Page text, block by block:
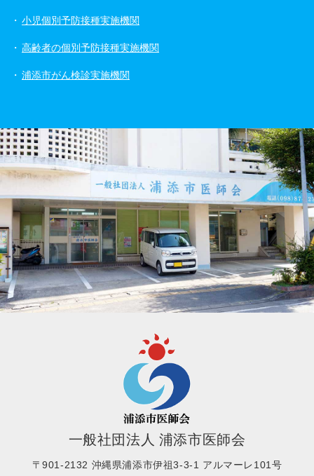
小児個別予防接種実施機関
高齢者の個別予防接種実施機関
浦添市がん検診実施機関
一般社団法人 浦添市医師会
〒901-2132 沖縄県浦添市伊祖3-3-1 アルマーレ101号